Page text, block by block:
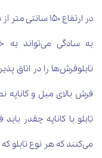
در ارتفاع 150
به سادگی می‌تواند به
تابلوفرش‌ها را در اتاق
فرش بالای مبل و
تابلو با کاناپه چقدر